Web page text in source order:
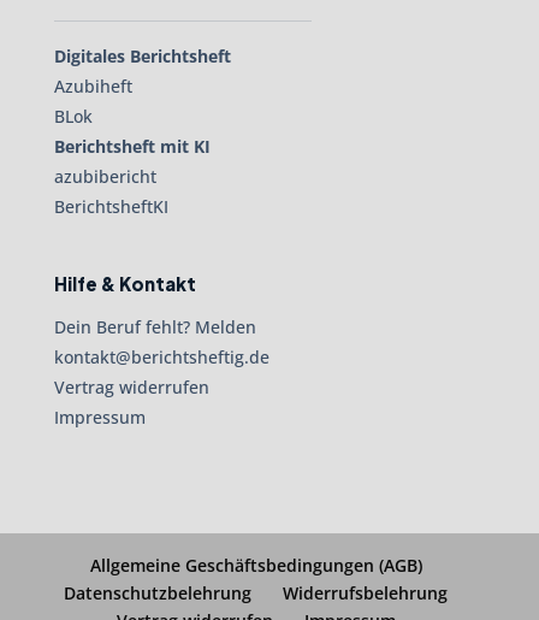
Digitales Berichtsheft
Azubiheft
BLok
Berichtsheft mit KI
azubibericht
BerichtsheftKI
Hilfe & Kontakt
Dein Beruf fehlt? Melden
kontakt@berichtsheftig.de
Vertrag widerrufen
Impressum
Allgemeine Geschäftsbedingungen (AGB)
Datenschutzbelehrung
Widerrufsbelehrung